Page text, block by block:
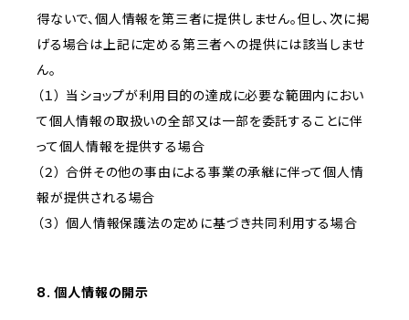
得ないで、個人情報を第三者に提供しません。但し、次に掲
げる場合は上記に定める第三者への提供には該当しませ
ん。
（１） 当ショップが利用目的の達成に必要な範囲内におい
て個人情報の取扱いの全部又は一部を委託することに伴
って個人情報を提供する場合
（２） 合併その他の事由による事業の承継に伴って個人情
報が提供される場合
（３） 個人情報保護法の定めに基づき共同利用する場合
8. 個人情報の開示